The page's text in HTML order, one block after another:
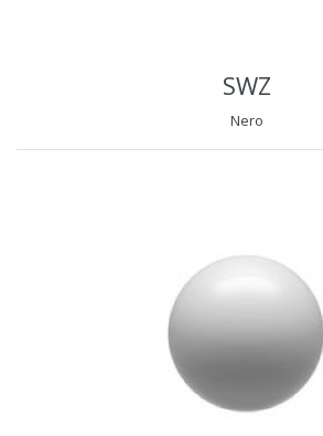
SWZ
Nero